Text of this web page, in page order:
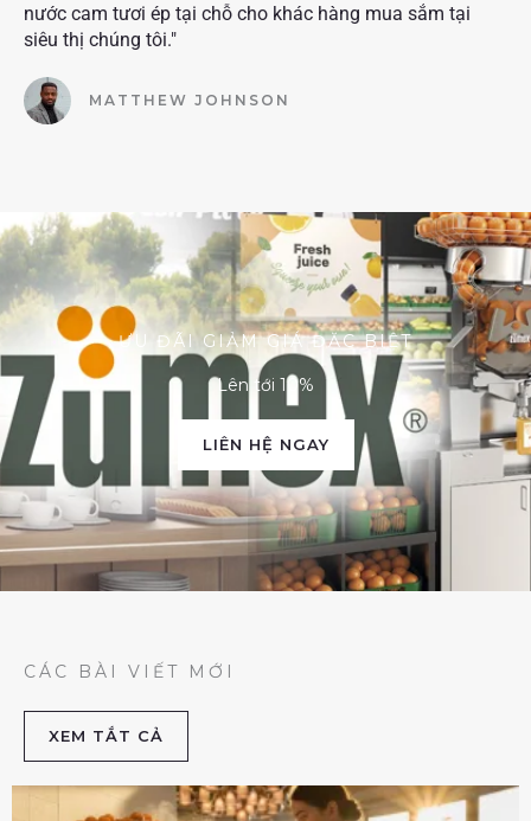
nước cam tươi ép tại chỗ cho khác hàng mua sắm tại
siêu thị chúng tôi."
MATTHEW JOHNSON
ƯU ĐÃI GIẢM GIÁ ĐẶC BIỆT
Lên tới 10%
LIÊN HỆ NGAY
CÁC BÀI VIẾT MỚI
XEM TẮT CẢ